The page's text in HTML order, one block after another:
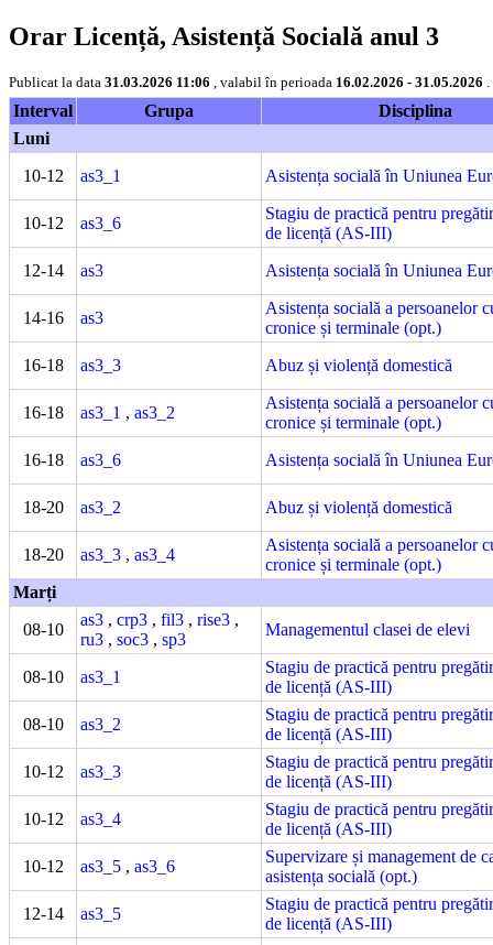
Orar Licență, Asistență Socială anul 3
Publicat la data 31.03.2026 11:06 , valabil în perioada 16.02.2026 - 31.05.2026
Interval Grupa
Disciplina
Luni
10-12
as3_1 Asistența socială în Uniunea
10-12 as3_6
Stagiu de practică pentru
de licență (AS-III)
12-14
as3 Asistența socială în Uniunea
14-16 as3
Asistența socială a persoanelor
cronice și terminale (opt.)
16-18
as3_3 Abuz și violență domestică
16-18 as3_1 , as3_2
Asistența socială a persoanelor
cronice și terminale (opt.)
16-18
as3_6 Asistența socială în Uniunea
18-20 as3_2 Abuz și violență domestică
18-20 as3_3 , as3_4
Asistența socială a persoanelor
cronice și terminale (opt.)
Marți
08-10
as3 , crp3 , fil3 , rise3 ,
ru3 , soc3 , sp3
Managementul clasei de elevi
08-10 as3_1
Stagiu de practică pentru
de licență (AS-III)
08-10
as3_2
Stagiu de practică pentru
de licență (AS-III)
10-12
as3_3
Stagiu de practică pentru
de licență (AS-III)
10-12
as3_4
Stagiu de practică pentru
de licență (AS-III)
10-12
as3_5 , as3_6
Supervizare și management de
asistența socială (opt.)
12-14
as3_5
Stagiu de practică pentru
de licență (AS-III)